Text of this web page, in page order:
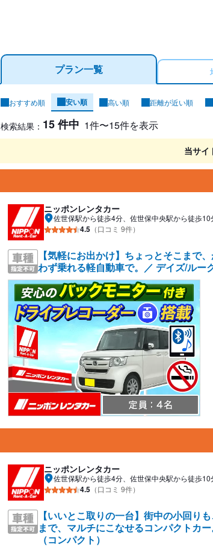
プラン一覧
おすすめ順 安い順 高い順 距離が近い順
レンタカー検索結果
検索結果： 15 件中 1件〜15件を表示
当サイ
ニッポンレンタカー
佐世保駅から徒歩4分、佐世保中央駅から徒歩10
4.5 （口コミ 9件）
【気軽にお出かけ】ちょっとそこまで
わず乗れる軽自動車で。／ デイズ/ルー
ニッポンレンタカー
佐世保駅から徒歩4分、佐世保中央駅から徒歩10
4.5 （口コミ 9件）
【いいとこ取りの一台】街中の小回り
まで、マルチにこなせるコンパクトカ
（コンパクト）